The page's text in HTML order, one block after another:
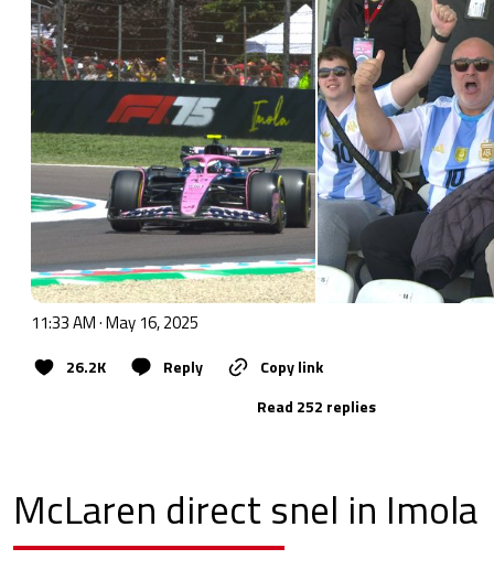
11:33 AM · May 16, 2025
26.2K Reply
Copy link
Read 252 replies
McLaren direct snel in Imola